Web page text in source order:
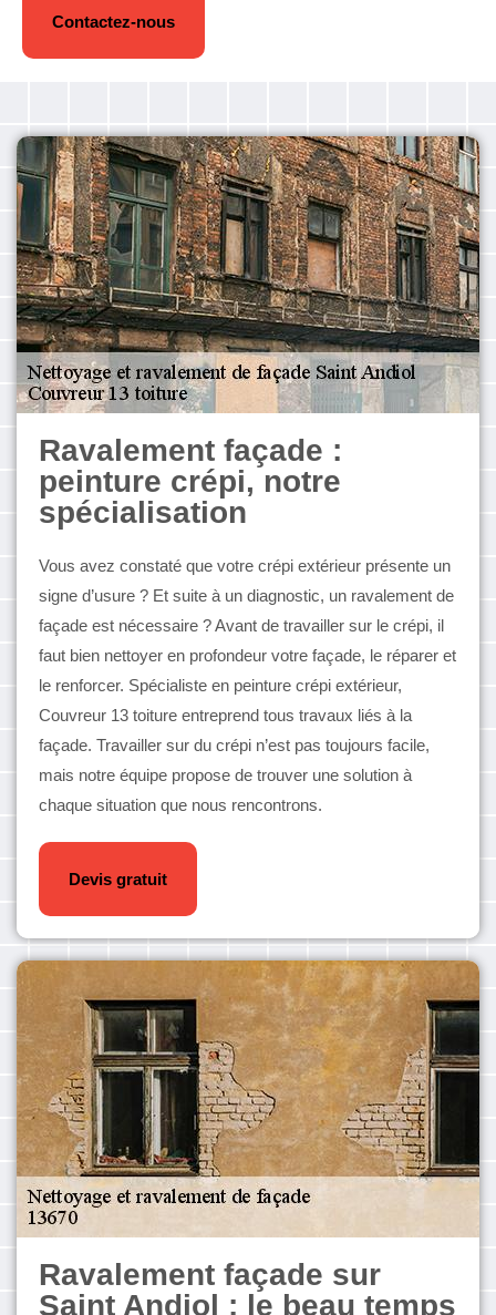
Contactez-nous
Ravalement façade :
peinture crépi, notre
spécialisation
Vous avez constaté que votre crépi extérieur présente un
signe d’usure ? Et suite à un diagnostic, un ravalement de
façade est nécessaire ? Avant de travailler sur le crépi, il
faut bien nettoyer en profondeur votre façade, le réparer et
le renforcer. Spécialiste en peinture crépi extérieur,
Couvreur 13 toiture entreprend tous travaux liés à la
façade. Travailler sur du crépi n’est pas toujours facile,
mais notre équipe propose de trouver une solution à
chaque situation que nous rencontrons.
Devis gratuit
Ravalement façade sur
Saint Andiol : le beau temps